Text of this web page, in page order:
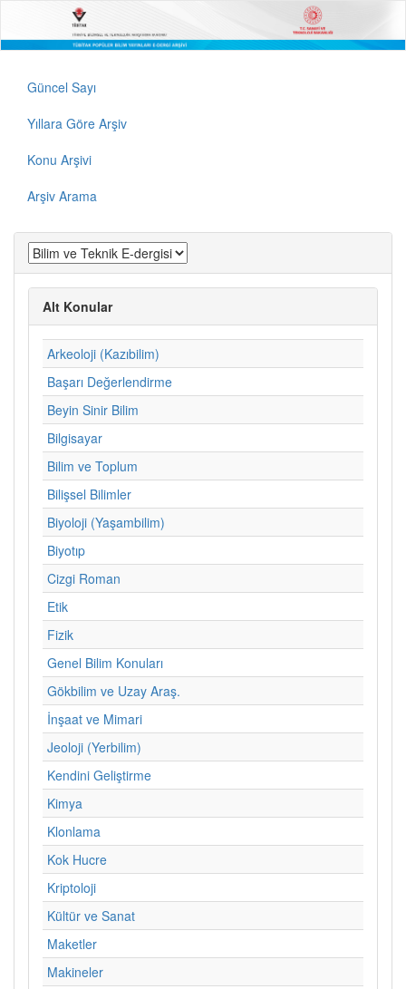
Güncel Sayı
Yıllara Göre Arşiv
Konu Arşivi
Arşiv Arama
Alt Konular
Arkeoloji (Kazıbilim)
Başarı Değerlendirme
Beyin Sinir Bilim
Bilgisayar
Bilim ve Toplum
Bilişsel Bilimler
Biyoloji (Yaşambilim)
Biyotıp
Cizgi Roman
Etik
Fizik
Genel Bilim Konuları
Gökbilim ve Uzay Araş.
İnşaat ve Mimari
Jeoloji (Yerbilim)
Kendini Geliştirme
Kimya
Klonlama
Kok Hucre
Kriptoloji
Kültür ve Sanat
Maketler
Makineler